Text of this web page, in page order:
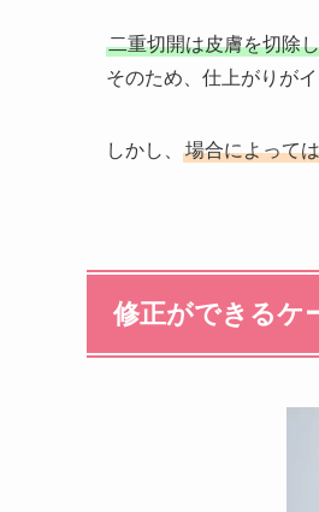
二重切開は皮膚を切除
そのため、仕上がりが
しかし、 場合によって
修正ができるケ